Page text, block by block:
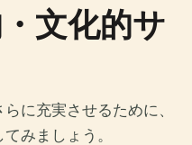
文化的サ
に充実させるために、
みましょう。